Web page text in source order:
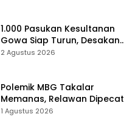
1.000 Pasukan Kesultanan
Gowa Siap Turun, Desakan
Cabut Perda LAD Menguat
2 Agustus 2026
Polemik MBG Takalar
Memanas, Relawan Dipecat
Sepihak? BGN Mulai Bongkar
1 Agustus 2026